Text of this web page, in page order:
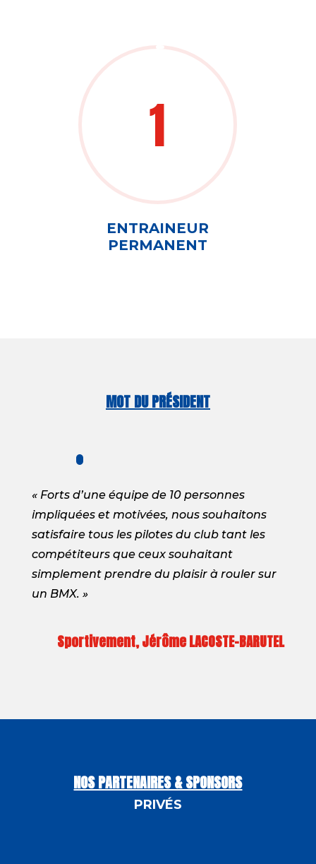
1
ENTRAINEUR
PERMANENT
MOT DU PRÉSIDENT
« Forts d’une équipe de 10 personnes
impliquées et motivées, nous souhaitons
satisfaire tous les pilotes du club tant les
compétiteurs que ceux souhaitant
simplement prendre du plaisir à rouler sur
un BMX. »
Sportivement, Jérôme LACOSTE-BARUTEL
NOS PARTENAIRES & SPONSORS
PRIVÉS